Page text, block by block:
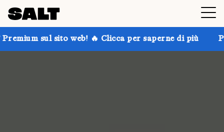
web! 🔥 Clicca per saperne di più Prendi fino al